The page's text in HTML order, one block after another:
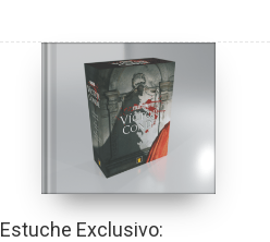
Estuche Exclusivo: